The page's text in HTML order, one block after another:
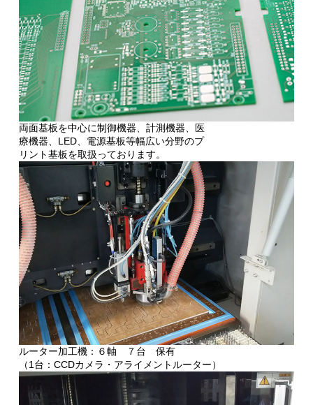
両面基板を中心に制御機器、計測機器、医
療機器、LED、電源基板等幅広い分野のプ
リント基板を取扱っております。
ルーター加工機：６軸 ７台 保有
（1台：CCDカメラ・アライメントルーター）